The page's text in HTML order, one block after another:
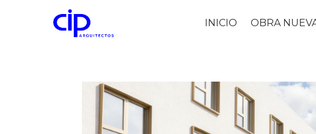
INICIO OBRA